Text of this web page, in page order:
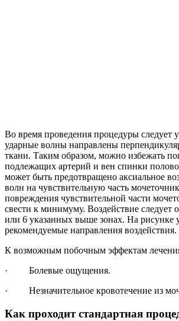
Во время проведения процедуры следует
ударные волны направлены
ткани. Таким образом, можно избежать
подлежащих артерий и вен спинки
может быть предотвращено аксиальное
волн на чувствительную часть
повреждения чувствительной части
свести к минимуму. Воздействие следует
или 6 указанных выше зонах. На рисунке
рекомендуемые направления воздействия.
К возможным побочным эффектам
· Болевые ощущения.
· Незначительное кровотечение из
Как проходит стандартная